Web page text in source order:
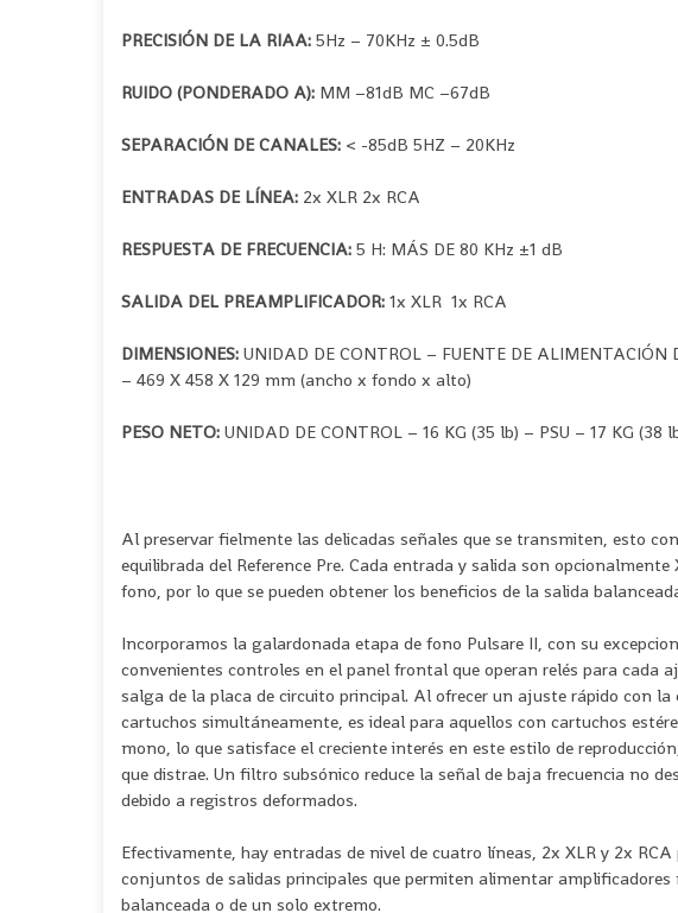
PRECISIÓN DE LA RIAA: 5Hz – 70KHz ± 0.5dB
RUIDO (PONDERADO A): MM –81dB MC –67dB
SEPARACIÓN DE CANALES: < -85dB 5HZ – 20KHz
ENTRADAS DE LÍNEA: 2x XLR 2x RCA
RESPUESTA DE FRECUENCIA: 5 H: MÁS DE 80 KHz ±1 dB
SALIDA DEL PREAMPLIFICADOR: 1x XLR 1x RCA
DIMENSIONES: UNIDAD DE CONTROL – FUENTE DE ALIMENTACIÓN
– 469 X 458 X 129 mm (ancho x fondo x alto)
PESO NETO: UNIDAD DE CONTROL – 16 KG (35 lb) – PSU – 17 KG (38
Al preservar fielmente las delicadas señales que se transmiten, esto
equilibrada del Reference Pre. Cada entrada y salida son
fono, por lo que se pueden obtener los beneficios de la salida
Incorporamos la galardonada etapa de fono Pulsare II, con su
convenientes controles en el panel frontal que operan relés para cada
salga de la placa de circuito principal. Al ofrecer un ajuste rápido con la
cartuchos simultáneamente, es ideal para aquellos con cartuchos
mono, lo que satisface el creciente interés en este estilo de
que distrae. Un filtro subsónico reduce la señal de baja frecuencia no
debido a registros deformados.
Efectivamente, hay entradas de nivel de cuatro líneas, 2x XLR y 2x
conjuntos de salidas principales que permiten alimentar
balanceada o de un solo extremo.